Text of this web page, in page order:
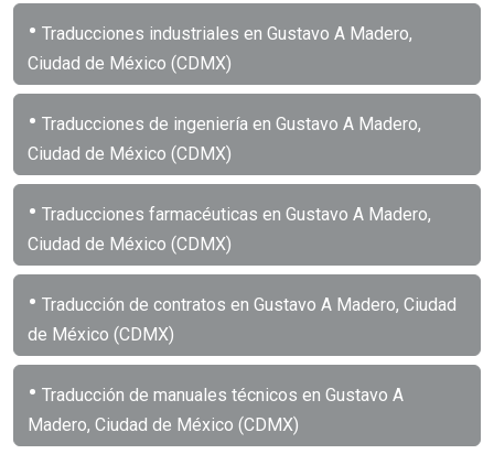
• Traducciones industriales en Gustavo A Madero,
Ciudad de México (CDMX)
• Traducciones de ingeniería en Gustavo A Madero,
Ciudad de México (CDMX)
• Traducciones farmacéuticas en Gustavo A Madero,
Ciudad de México (CDMX)
• Traducción de contratos en Gustavo A Madero, Ciudad
de México (CDMX)
• Traducción de manuales técnicos en Gustavo A
Madero, Ciudad de México (CDMX)